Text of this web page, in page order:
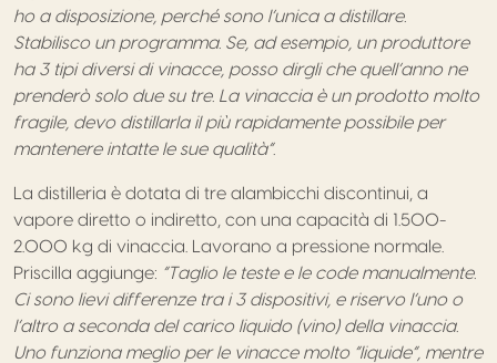
ho a disposizione, perché sono l’unica a distillare.
Stabilisco un programma. Se, ad esempio, un produttore
ha 3 tipi diversi di vinacce, posso dirgli che quell’anno ne
prenderò solo due su tre. La vinaccia è un prodotto molto
fragile, devo distillarla il più rapidamente possibile per
mantenere intatte le sue qualità”.
La distilleria è dotata di tre alambicchi discontinui, a
vapore diretto o indiretto, con una capacità di 1.500-
2.000 kg di vinaccia. Lavorano a pressione normale.
Priscilla aggiunge: “Taglio le teste e le code manualmente.
Ci sono lievi differenze tra i 3 dispositivi, e riservo l’uno o
l’altro a seconda del carico liquido (vino) della vinaccia.
Uno funziona meglio per le vinacce molto “liquide”, mentre